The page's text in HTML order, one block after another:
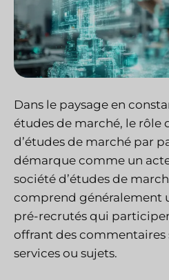
Dans le paysage en
études de marché, le rôle
d’études de marché par
démarque comme un
société d’études de
comprend généralement
pré-recrutés qui
offrant des commentaires
services ou sujets.